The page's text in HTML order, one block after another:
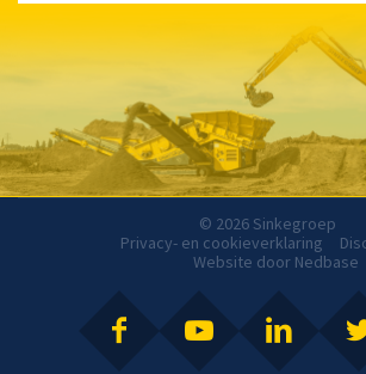
© 2026 Sinkegroep
Privacy- en cookieverklaring
Website door Nedbase